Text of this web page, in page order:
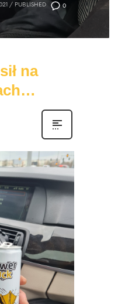
0
/ PUBLISHED
na